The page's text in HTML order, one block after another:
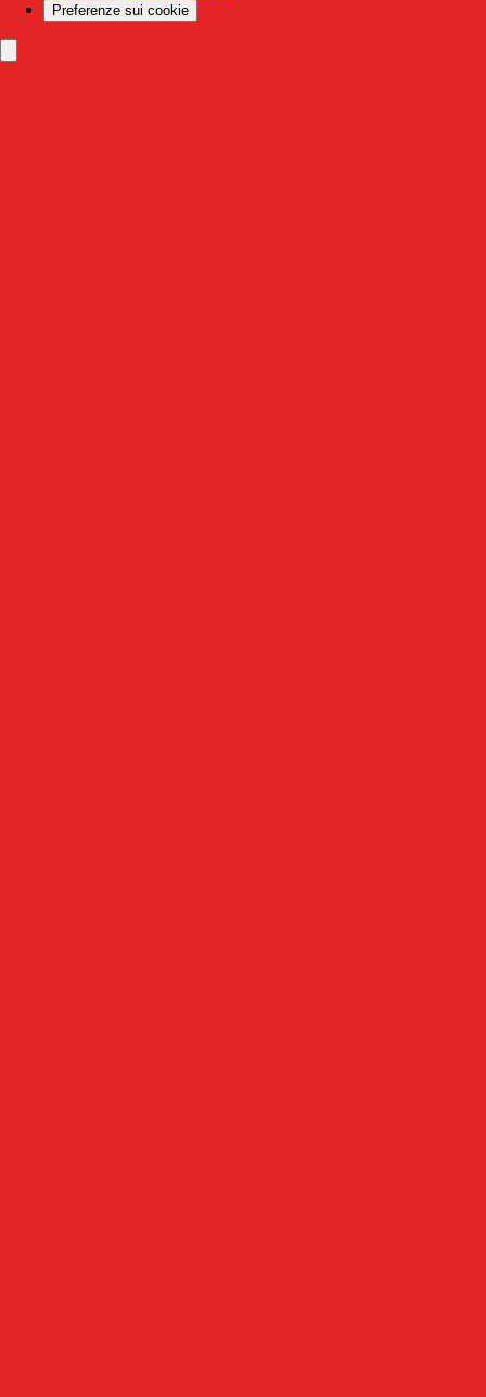
Preferenze sui cookie